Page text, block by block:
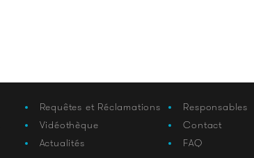
Requêtes et Réclamations
Vidéothèque
Actualités
Responsables
Contact
FAQ